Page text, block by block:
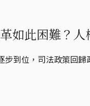
如此困難？
到位，司法政策回歸